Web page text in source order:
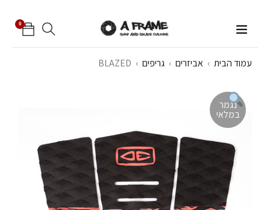
0
עמוד הבית › אביזרים › גריפים ›
BLAZED
נגמר
במלאי